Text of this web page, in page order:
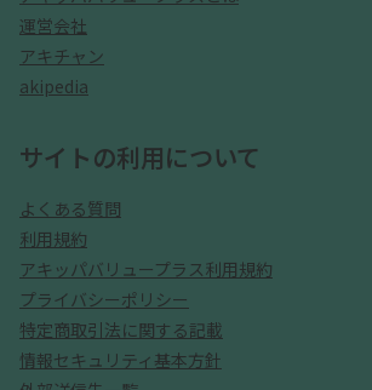
運営会社
アキチャン
akipedia
サイトの利用について
よくある質問
利用規約
アキッパバリュープラス利用規約
プライバシーポリシー
特定商取引法に関する記載
情報セキュリティ基本方針